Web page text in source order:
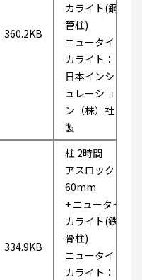
360.2KB
カライト(鋼
管柱)
ニュータイ
カライト：
日本インシ
ュレーショ
ン（株）社
製
334.9KB
柱 2時間
アスロック
60mm
+ ニュータイ
カライト(鉄
骨柱)
ニュータイ
カライト：